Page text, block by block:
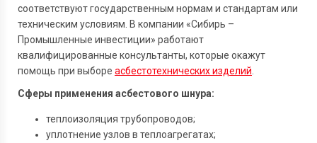
соответствуют государственным нормам и стандартам или
техническим условиям. В компании «Сибирь –
Промышленные инвестиции» работают
квалифицированные консультанты, которые окажут
помощь при выборе асбестотехнических изделий.
Сферы применения асбестового шнура:
теплоизоляция трубопроводов;
уплотнение узлов в теплоагрегатах;